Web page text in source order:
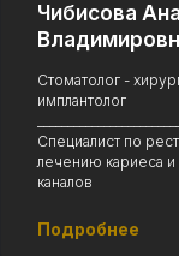
Чибисова
Стоматолог -
имплантолог
Специалист по
лечению кариеса
каналов
Подробнее